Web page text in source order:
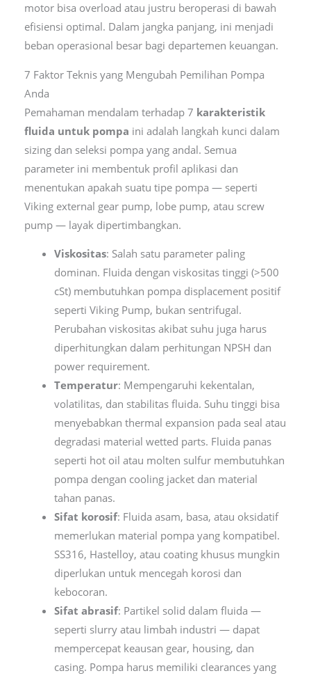
motor bisa overload atau justru beroperasi di bawah
efisiensi optimal. Dalam jangka panjang, ini menjadi
beban operasional besar bagi departemen keuangan.
7 Faktor Teknis yang Mengubah Pemilihan Pompa
Anda
Pemahaman mendalam terhadap 7 karakteristik
fluida untuk pompa ini adalah langkah kunci dalam
sizing dan seleksi pompa yang andal. Semua
parameter ini membentuk profil aplikasi dan
menentukan apakah suatu tipe pompa — seperti
Viking external gear pump, lobe pump, atau screw
pump — layak dipertimbangkan.
Viskositas: Salah satu parameter paling
dominan. Fluida dengan viskositas tinggi (>500
cSt) membutuhkan pompa displacement positif
seperti Viking Pump, bukan sentrifugal.
Perubahan viskositas akibat suhu juga harus
diperhitungkan dalam perhitungan NPSH dan
power requirement.
Temperatur: Mempengaruhi kekentalan,
volatilitas, dan stabilitas fluida. Suhu tinggi bisa
menyebabkan thermal expansion pada seal atau
degradasi material wetted parts. Fluida panas
seperti hot oil atau molten sulfur membutuhkan
pompa dengan cooling jacket dan material
tahan panas.
Sifat korosif: Fluida asam, basa, atau oksidatif
memerlukan material pompa yang kompatibel.
SS316, Hastelloy, atau coating khusus mungkin
diperlukan untuk mencegah korosi dan
kebocoran.
Sifat abrasif: Partikel solid dalam fluida —
seperti slurry atau limbah industri — dapat
mempercepat keausan gear, housing, dan
casing. Pompa harus memiliki clearances yang